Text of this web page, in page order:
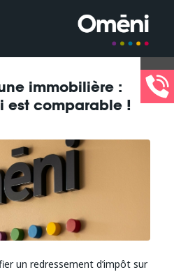
immobilière :
est comparable !
un redressement d’impôt sur